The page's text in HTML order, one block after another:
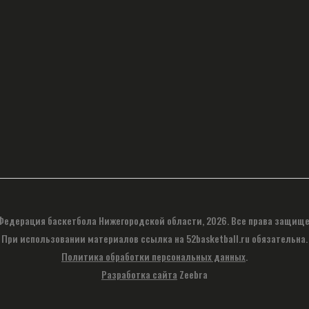
баскетбола Нижегородской области, 2026. Все права
При использовании материалов ссылка на 52basketball.ru обязательна.
Политика обработки персональных данных.
Разработка сайта Zeebra